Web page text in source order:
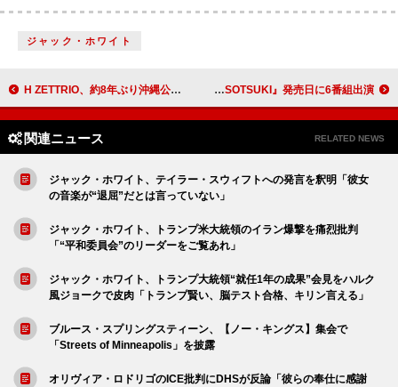
ジャック・ホワイト
H ZETTRIO、約8年ぶり沖縄公演のレポート到着＆ニューAL『QUESTUNE』ジャケ写解禁 STARGLOWがニッポン放送を“1DAYジャック”、2ndシングル『USOTSUKI』発売日に6番組出演
関連ニュース RELATED NEWS
ジャック・ホワイト、テイラー・スウィフトへの発言を釈明「彼女
の音楽が“退屈”だとは言っていない」
ジャック・ホワイト、トランプ米大統領のイラン爆撃を痛烈批判
「“平和委員会”のリーダーをご覧あれ」
ジャック・ホワイト、トランプ大統領“就任1年の成果”会見をハルク
風ジョークで皮肉「トランプ賢い、脳テスト合格、キリン言える」
ブルース・スプリングスティーン、【ノー・キングス】集会で
「Streets of Minneapolis」を披露
オリヴィア・ロドリゴのICE批判にDHSが反論「彼らの奉仕に感謝